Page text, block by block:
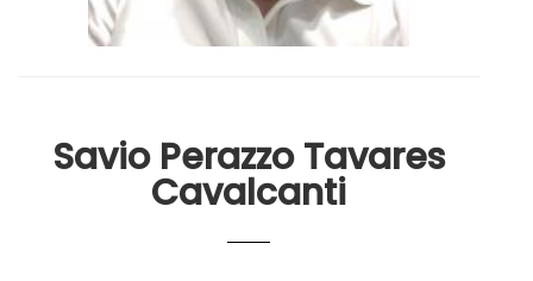
Savio Perazzo Tavares
Cavalcanti